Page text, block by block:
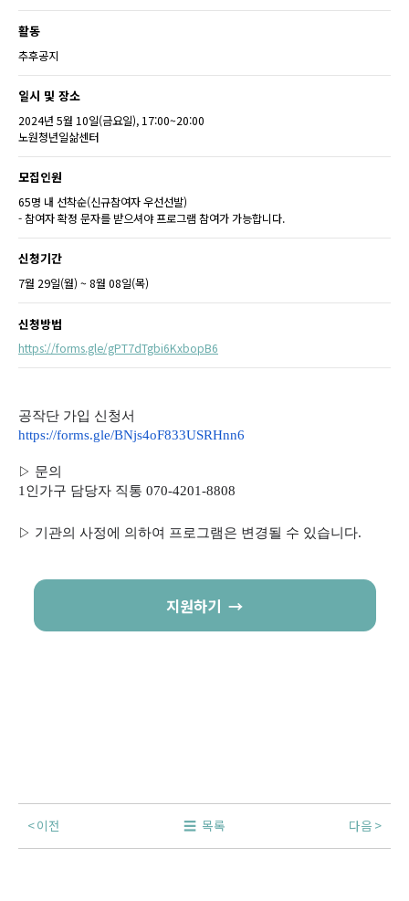
활동
추후공지
일시 및 장소
2024년 5월 10일(금요일), 17:00~20:00
노원청년일삶센터
모집인원
65명 내 선착순(신규참여자 우선선발)
- 참여자 확정 문자를 받으셔야 프로그램 참여가 가능합니다.
신청기간
7월 29일(월) ~ 8월 08일(목)
신청방법
https://forms.gle/gPT7dTgbi6KxbopB6
공작단 가입 신청서
https://forms.gle/BNjs4oF833USRHnn6
▷ 문의
1인가구 담당자 직통 070-4201-8808
▷ 기관의 사정에 의하여 프로그램은 변경될 수 있습니다.
지원하기
이전 목록 다음